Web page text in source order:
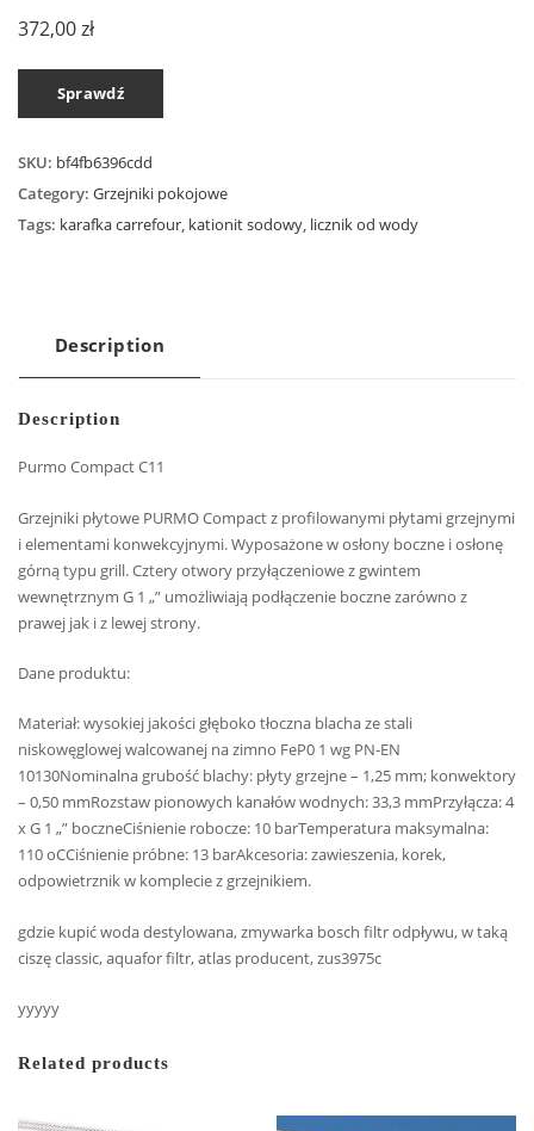
372,00zł
Sprawdź
SKU: bf4fb6396cdd
Category: Grzejniki pokojowe
Tags: karafka carrefour, kationit sodowy, licznik od wody
Description
Description
Purmo Compact C11
Grzejniki płytowe PURMO Compact z profilowanymi płytami grzejnymi
i elementami konwekcyjnymi. Wyposażone w osłony boczne i osłonę
górną typu grill. Cztery otwory przyłączeniowe z gwintem
wewnętrznym G 1 „” umożliwiają podłączenie boczne zarówno z
prawej jak i z lewej strony.
Dane produktu:
Materiał: wysokiej jakości głęboko tłoczna blacha ze stali
niskowęglowej walcowanej na zimno FeP0 1 wg PN-EN
10130Nominalna grubość blachy: płyty grzejne – 1,25 mm; konwektory
– 0,50 mmRozstaw pionowych kanałów wodnych: 33,3 mmPrzyłącza: 4
x G 1 „” boczneCiśnienie robocze: 10 barTemperatura maksymalna:
110 oCCiśnienie próbne: 13 barAkcesoria: zawieszenia, korek,
odpowietrznik w komplecie z grzejnikiem.
gdzie kupić woda destylowana, zmywarka bosch filtr odpływu, w taką
ciszę classic, aquafor filtr, atlas producent, zus3975c
yyyyy
Related products